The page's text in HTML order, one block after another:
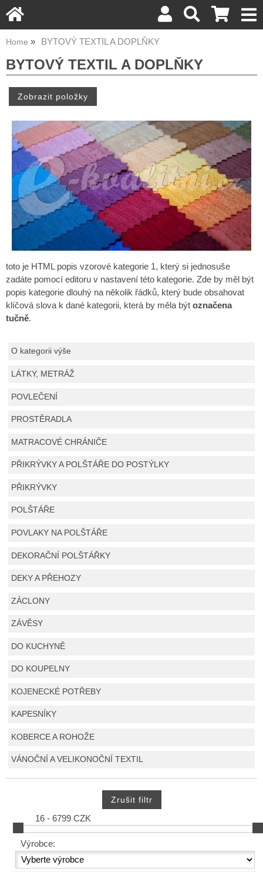
Home BYTOVÝ TEXTIL A DOPLŇKY
BYTOVÝ TEXTIL A DOPLŇKY
toto je HTML popis vzorové kategorie 1, který si jednosuše
zadáte pomocí editoru v nastavení této kategorie. Zde by měl být
popis kategorie dlouhý na několik řádků, který bude obsahovat
klíčová slova k dané kategorii, která by měla být označena
tučně.
O kategorii výše
LÁTKY, METRÁŽ
POVLEČENÍ
PROSTĚRADLA
MATRACOVÉ CHRÁNIČE
PŘIKRÝVKY A POLŠTÁŘE DO POSTÝLKY
PŘIKRÝVKY
POLŠTÁŘE
POVLAKY NA POLŠTÁŘE
DEKORAČNÍ POLŠTÁŘKY
DEKY A PŘEHOZY
ZÁCLONY
ZÁVĚSY
DO KUCHYNĚ
DO KOUPELNY
KOJENECKÉ POTŘEBY
KAPESNÍKY
KOBERCE A ROHOŽE
VÁNOČNÍ A VELIKONOČNÍ TEXTIL
16 - 6799 CZK
Výrobce: